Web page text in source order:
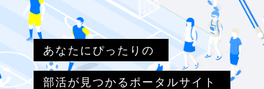
あなたにぴったりの
部活が見つかるポータルサイト